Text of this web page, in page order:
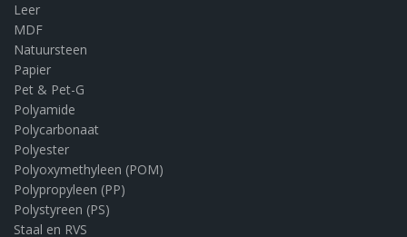
Leer
MDF
Natuursteen
Papier
Pet & Pet-G
Polyamide
Polycarbonaat
Polyester
Polyoxymethyleen (POM)
Polypropyleen (PP)
Polystyreen (PS)
Staal en RVS